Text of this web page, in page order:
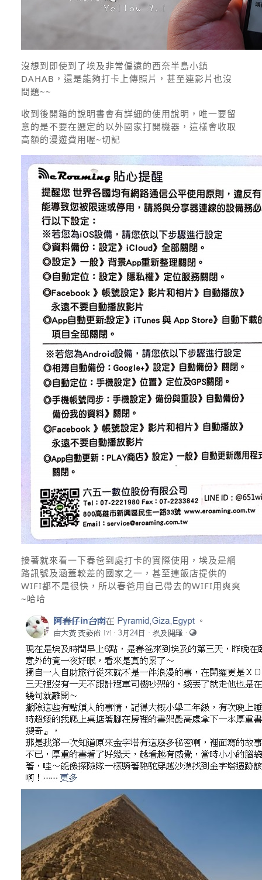
沒想到即使到了埃及非常偏遠的西奈半島小鎮
DAHAB，還是能夠打卡上傳照片，甚至連影片也沒
問題~~
收到後開箱的說明書會有詳細的使用說明，唯一要留
意的是不要在選定的以外國家打開機器，這樣會收取
高額的漫遊費用喔~切記
接著就來看一下春爸到處打卡的實際使用，埃及是網
路訊號及涵蓋較差的國家之一，甚至連飯店提供的
WIFI都不是很快，所以春爸用自己帶去的WIFI用爽爽
~哈哈